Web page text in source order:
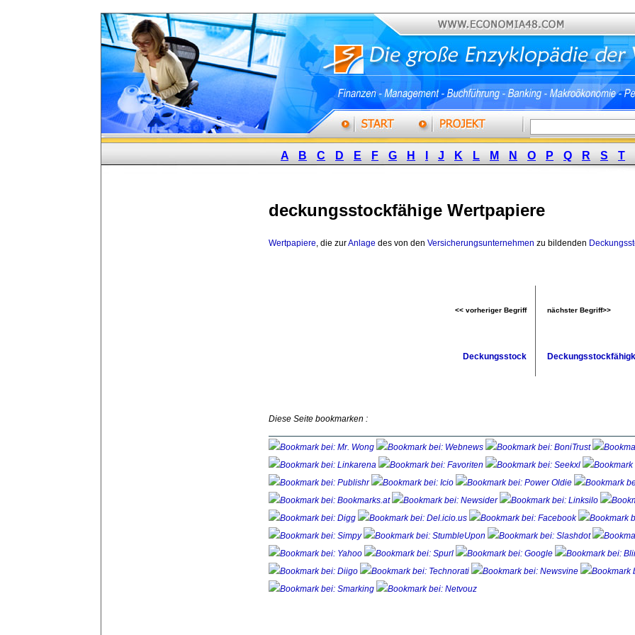
A B C D E F G H J K L M N O P Q R S T
deckungsstockfähige Wertpapiere
Wertpapiere, die zurAnlage des von den Versicherungsunternehmen zu bildenden
<< vorheriger Begriff nächster Begriff>>
Deckungsstock
Diese Seite bookmarken :